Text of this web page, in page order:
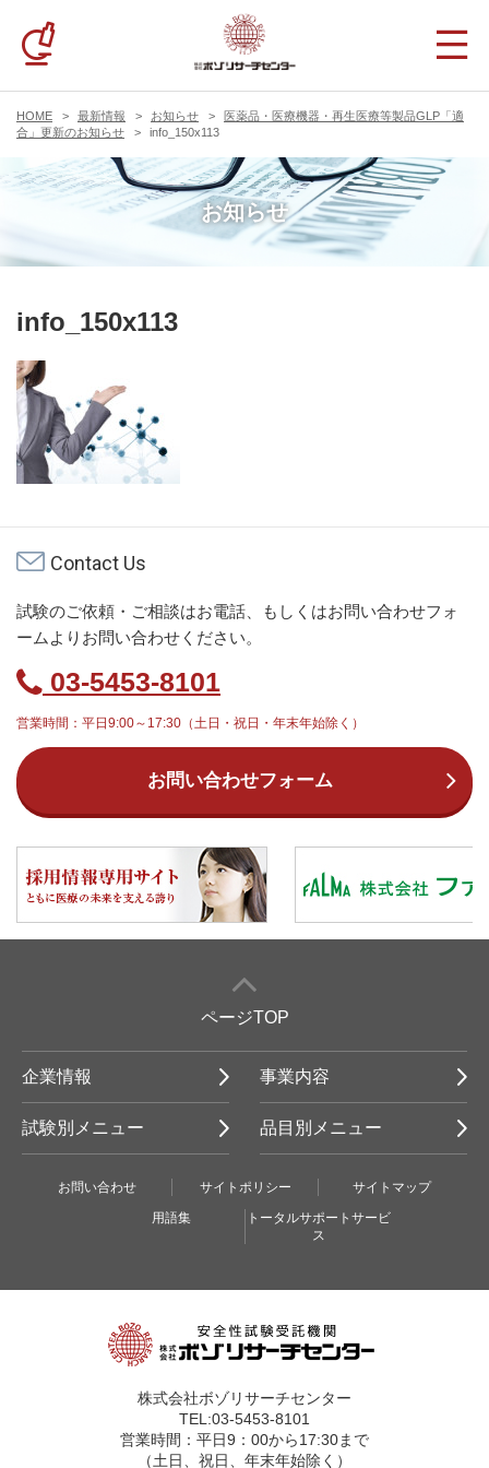
HOME 最新情報 お知らせ
医薬品・医療機器・再生医療等製品GLP「適
合」更新のお知らせ
info_150x113
お知らせ
info_150x113
Contact Us
試験のご依頼・ご相談はお電話、もしくはお問い合わせフォ
ームよりお問い合わせください。
03-5453-8101
営業時間：平日9:00～17:30（土日・祝日・年末年始除く）
お問い合わせフォーム
ページTOP
企業情報 事業内容
試験別メニュー 品目別メニュー
お問い合わせ サイトポリシー
サイトマップ
用語集
トータルサポートサービ
ス
株式会社ボゾリサーチセンター
TEL:03-5453-8101
営業時間：平日9：00から17:30まで
（土日、祝日、年末年始除く）